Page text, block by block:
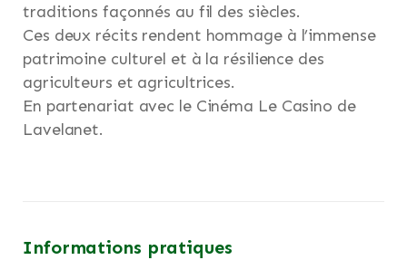
traditions façonnés au fil des siècles.
Ces deux récits rendent hommage à l’immense
patrimoine culturel et à la résilience des
agriculteurs et agricultrices.
En partenariat avec le Cinéma Le Casino de
Lavelanet.
Informations pratiques